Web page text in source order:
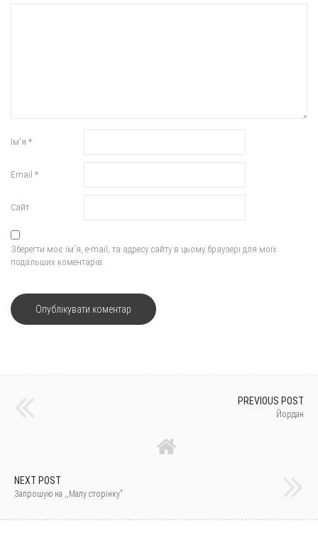
Ім'я *
Email *
Сайт
Зберегти моє ім'я, e-mail, та адресу сайту в цьому браузері для моїх
подальших коментарів.
PREVIOUS POST
Йордан
NEXT POST
Запрошую на ,,Малу сторінку”